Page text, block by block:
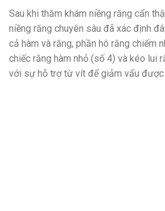
Sau khi thăm khám niềng răng cẩn
niềng răng chuyên sâu đã xác định
cả hàm và răng, phần hô răng chiếm
chiếc răng hàm nhỏ (số 4) và kéo lui
với sự hỗ trợ từ vít để giảm vẩu được